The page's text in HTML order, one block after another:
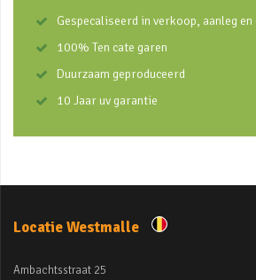
Gespecaliseerd in verkoop, aanleg
100% Ten cate garen
Duurzaam geproduceerd
10 Jaar uv garantie
Locatie Westmalle
Ambachtsstraat 25